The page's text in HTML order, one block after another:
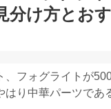
分け方とお
フォグライトが
はり中華パーツであ